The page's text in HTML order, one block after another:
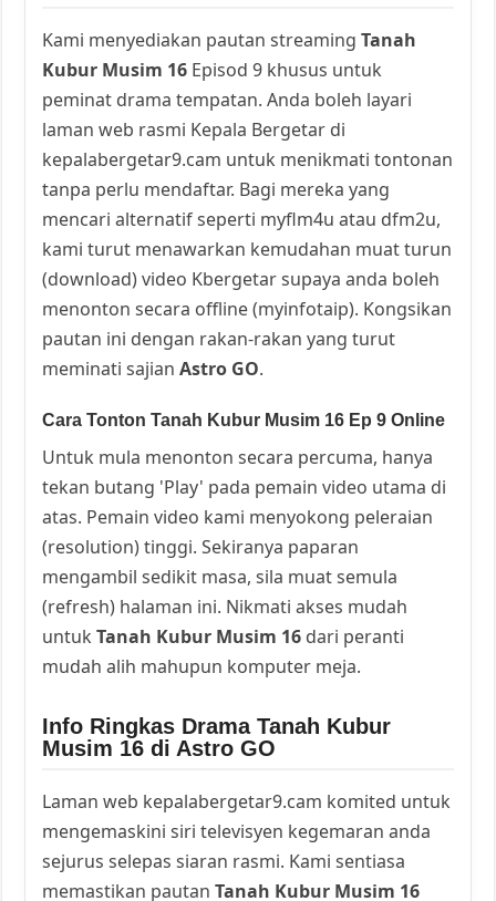
Kami menyediakan pautan streamingTanah
Kubur Musim 16 Episod 9 khusus untuk
peminat drama tempatan. Anda boleh layari
laman web rasmi Kepala Bergetar di
kepalabergetar9.cam untuk menikmati tontonan
tanpa perlu mendaftar. Bagi mereka yang
mencari alternatif seperti myflm4u atau dfm2u,
kami turut menawarkan kemudahan muat turun
(download) video Kbergetar supaya anda boleh
menonton secara offline (myinfotaip). Kongsikan
pautan ini dengan rakan-rakan yang turut
meminati sajianAstro GO.
Cara Tonton Tanah Kubur Musim 16 Ep 9 Online
Untuk mula menonton secara percuma, hanya
tekan butang 'Play' pada pemain video utama di
atas. Pemain video kami menyokong peleraian
(resolution) tinggi. Sekiranya paparan
mengambil sedikit masa, sila muat semula
(refresh) halaman ini. Nikmati akses mudah
untukTanah Kubur Musim 16 dari peranti
mudah alih mahupun komputer meja.
Info Ringkas Drama Tanah Kubur
Musim 16 di Astro GO
Laman web kepalabergetar9.cam komited untuk
mengemaskini siri televisyen kegemaran anda
sejurus selepas siaran rasmi. Kami sentiasa
memastikan pautanTanah Kubur Musim 16